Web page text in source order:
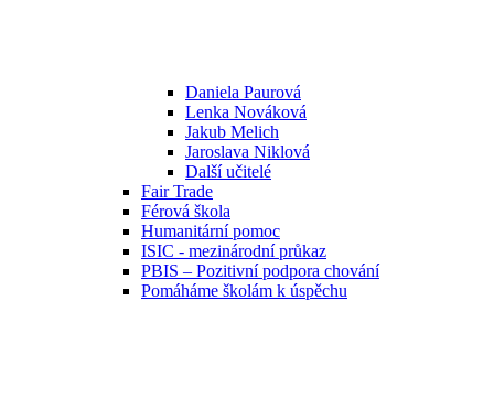
Daniela Paurová
Lenka Nováková
Jakub Melich
Jaroslava Niklová
Další učitelé
Fair Trade
Férová škola
Humanitární pomoc
ISIC - mezinárodní průkaz
PBIS – Pozitivní podpora chování
Pomáháme školám k úspěchu